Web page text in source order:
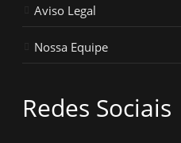
Aviso Legal
Nossa Equipe
Redes Sociais